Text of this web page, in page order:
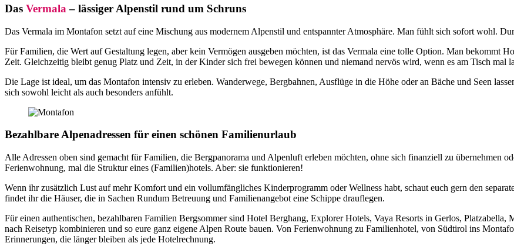
Das Vermala – lässiger Alpenstil rund um Schruns
Das Vermala im Montafon setzt auf eine Mischung aus modernem Alpenstil und entspannter Atmosphäre. Man fühlt sich sofort wohl.
Für Familien, die Wert auf Gestaltung legen, aber kein Vermögen ausgeben möchten, ist das Vermala eine tolle Option. Man bekommt
Zeit. Gleichzeitig bleibt genug Platz und Zeit, in der Kinder sich frei bewegen können und niemand nervös wird, wenn es am Tisch mal
Die Lage ist ideal, um das Montafon intensiv zu erleben. Wanderwege, Bergbahnen, Ausflüge in die Höhe oder an Bäche und Seen
sich sowohl leicht als auch besonders anfühlt.
Bezahlbare Alpenadressen für einen schönen Familienurlaub
Alle Adressen oben sind gemacht für Familien, die Bergpanorama und Alpenluft erleben möchten, ohne sich finanziell zu übernehmen
Ferienwohnung, mal die Struktur eines (Familien)hotels. Aber: sie funktionieren!
Wenn ihr zusätzlich Lust auf mehr Komfort und ein vollumfängliches Kinderprogramm oder Wellness habt, schaut euch gern den
findet ihr die Häuser, die in Sachen Rundum Betreuung und Familienangebot eine Schippe drauflegen.
Für einen authentischen, bezahlbaren Familien Bergsommer sind Hotel Berghang, Explorer Hotels, Vaya Resorts in Gerlos, Platzabella,
nach Reisetyp kombinieren und so eure ganz eigene Alpen Route bauen. Von Ferienwohnung zu Familienhotel, von Südtirol ins
Erinnerungen, die länger bleiben als jede Hotelrechnung.